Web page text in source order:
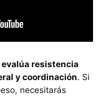
evalúa resistencia
y coordinación. Si
necesitarás